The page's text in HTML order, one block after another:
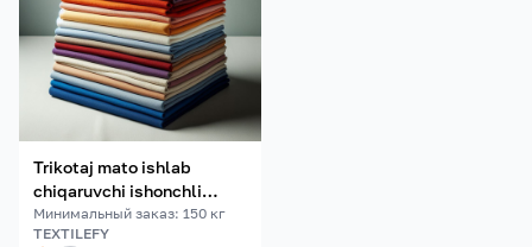
Trikotaj mato ishlab
chiqaruvchi ishonchli
hamkor qidiryapsizmi?
Минимальный заказ: 150 кг
TEXTILEFY